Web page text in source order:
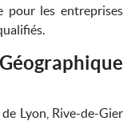
pour les entreprises
Lyon, Rive-de-Gier